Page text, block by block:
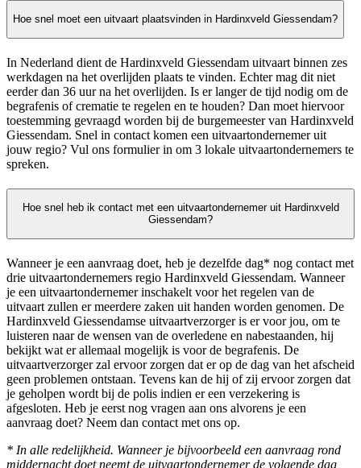
Hoe snel moet een uitvaart plaatsvinden in Hardinxveld Giessendam?
In Nederland dient de Hardinxveld Giessendam uitvaart binnen zes
werkdagen na het overlijden plaats te vinden. Echter mag dit niet
eerder dan 36 uur na het overlijden. Is er langer de tijd nodig om de
begrafenis of crematie te regelen en te houden? Dan moet hiervoor
toestemming gevraagd worden bij de burgemeester van Hardinxveld
Giessendam. Snel in contact komen een uitvaartondernemer uit
jouw regio? Vul ons formulier in om 3 lokale uitvaartondernemers te
spreken.
Hoe snel heb ik contact met een uitvaartondernemer uit Hardinxveld
Giessendam?
Wanneer je een aanvraag doet, heb je dezelfde dag* nog contact met
drie uitvaartondernemers regio Hardinxveld Giessendam. Wanneer
je een uitvaartondernemer inschakelt voor het regelen van de
uitvaart zullen er meerdere zaken uit handen worden genomen. De
Hardinxveld Giessendamse uitvaartverzorger is er voor jou, om te
luisteren naar de wensen van de overledene en nabestaanden, hij
bekijkt wat er allemaal mogelijk is voor de begrafenis. De
uitvaartverzorger zal ervoor zorgen dat er op de dag van het afscheid
geen problemen ontstaan. Tevens kan de hij of zij ervoor zorgen dat
je geholpen wordt bij de polis indien er een verzekering is
afgesloten. Heb je eerst nog vragen aan ons alvorens je een
aanvraag doet? Neem dan contact met ons op.
* In alle redelijkheid. Wanneer je bijvoorbeeld een aanvraag rond
middernacht doet neemt de uitvaartondernemer de volgende dag